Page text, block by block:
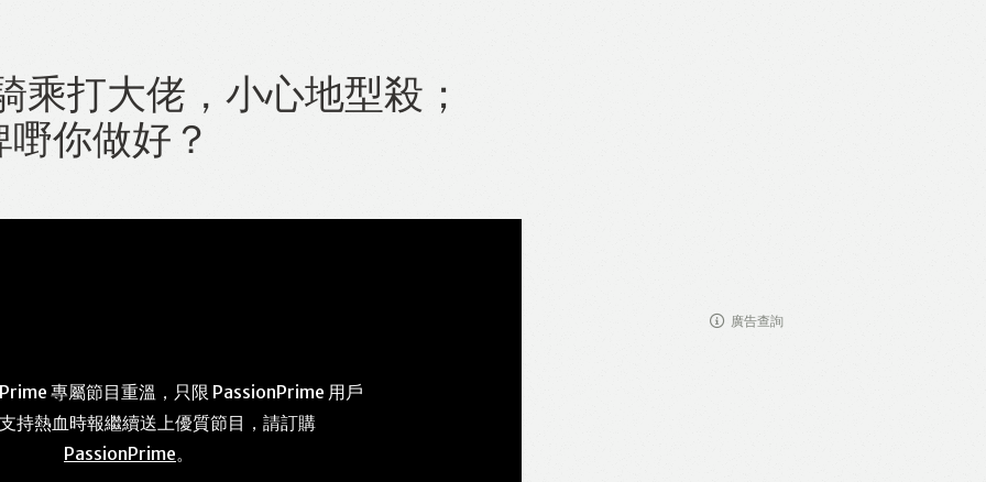
打大佬，小心地型殺；
你做好？
專屬節目重溫，只限 PassionPrime 用戶
持熱血時報繼續送上優質節目，請訂購
PassionPrime。
廣告查詢